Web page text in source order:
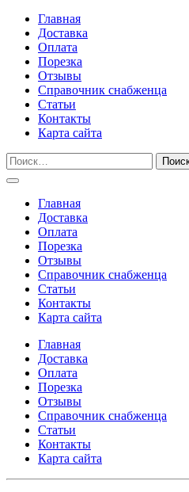
Главная
Доставка
Оплата
Порезка
Отзывы
Справочник снабженца
Статьи
Контакты
Карта сайта
Главная
Доставка
Оплата
Порезка
Отзывы
Справочник снабженца
Статьи
Контакты
Карта сайта
Главная
Доставка
Оплата
Порезка
Отзывы
Справочник снабженца
Статьи
Контакты
Карта сайта